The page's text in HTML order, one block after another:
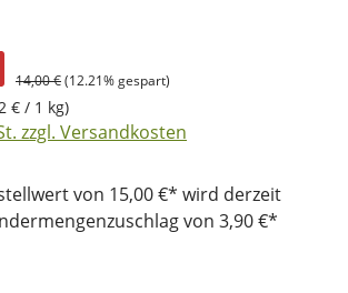
14,00 €(12.21% gespart)
€ / 1 kg)
zzgl. Versandkosten
von 15,00 €* wird derzeit
von 3,90 €*